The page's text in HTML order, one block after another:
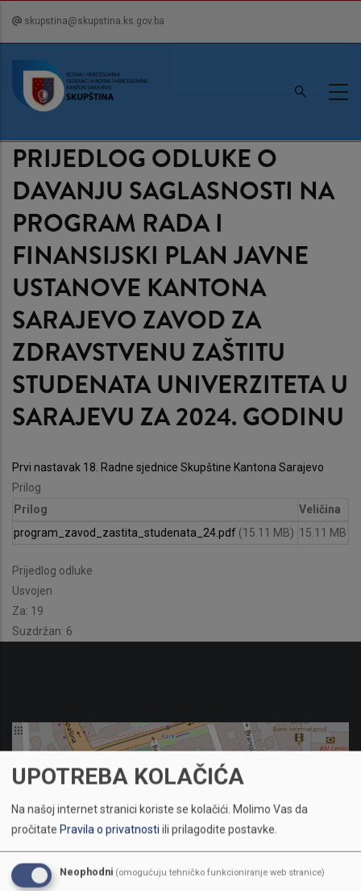
content
skupstina@skupstina.ks.gov.ba
PRIJEDLOG ODLUKE O
DAVANJU SAGLASNOSTI NA
PROGRAM RADA I
FINANSIJSKI PLAN JAVNE
USTANOVE KANTONA
SARAJEVO ZAVOD ZA
ZDRAVSTVENU ZAŠTITU
STUDENATA UNIVERZITETA U
SARAJEVU ZA 2024. GODINU
Prvi nastavak 18. Radne sjednice Skupštine Kantona Sarajevo
Prilog
Prilog
Veličina
program_zavod_zastita_studenata_24.pdf (15.11 MB) 15.11 MB
Prijedlog odluke
Usvojen
Za: 19
Suzdržan: 6
UPOTREBA KOLAČIĆA
Na našoj internet stranici koriste se kolačići. Molimo Vas da
pročitate Pravila o privatnostiili prilagodite postavke.
Neophodni (omogućuju tehničko funkcioniranje web stranice)